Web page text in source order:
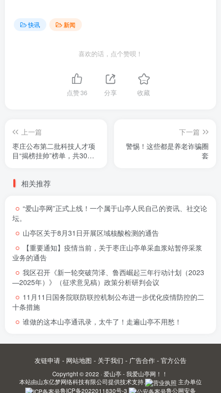
快讯 新闻
喜欢的话，点个赞呗！
点赞36 分享 收藏
上一篇
枣庄公布第二批科技人才项
目“揭榜挂帅”榜单，共30个
下一篇
警惕！这些都是养老诈骗圈
套
相关推荐
“爱山亭网”正式上线！一个属于山亭人民自己的资讯、社交论
坛。
山亭区关于8月31日开展区域核酸检测的通告
【重要通知】疫情当前，关于枣庄山亭单采血浆站暂停采浆
业务的通告
我区召开《新一轮突破菏泽、鲁西崛起三年行动计划（2023
—2025年）》（征求意见稿）政策分析研判会议
11月11日国务院联防联控机制公布进一步优化疫情防控的二
十条措施
谁做的这本山亭通讯录，太牛了！走遍山亭不用愁！
友链申请 - 网站地图 - 关于我们 - 广告合作 - 官方公告
Copyright © 2022 · 爱山亭 - 我爱山亭网！！
本站由山东亿梦网络科技有限公司提供技术支持.
主办单位
鲁ICP备2022011830号-3
鲁公网安备